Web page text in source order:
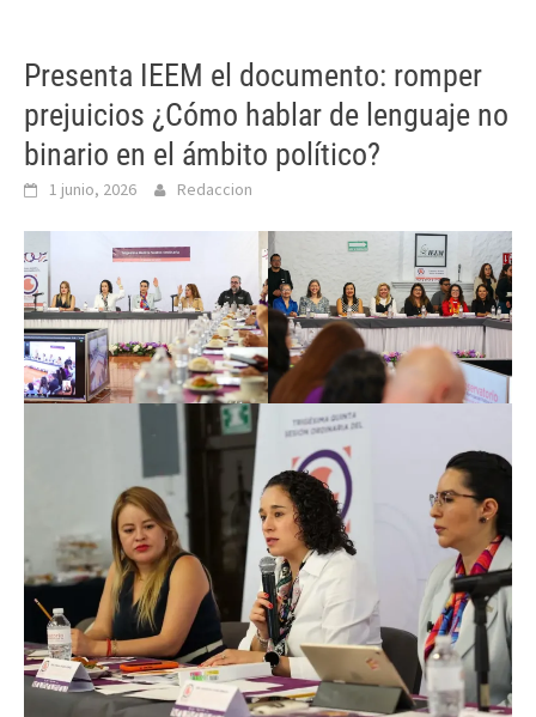
Presenta IEEM el documento: romper
prejuicios ¿Cómo hablar de lenguaje no
binario en el ámbito político?
1 junio, 2026 Redaccion